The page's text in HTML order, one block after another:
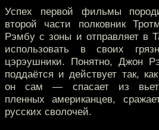
Успех первой фильмы
второй части полковник
Рэмбу с зоны и отправляет в
использовать в своих
цэрэушники. Понятно, Джон
поддаётся и действует так,
он сам — спасает из
пленных американцев,
русских сволочей.